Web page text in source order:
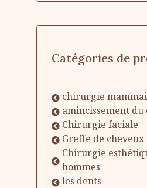
Catégories de
chirurgie
amincissement du
Chirurgie faciale
Greffe de cheveux
Chirurgie
hommes
les dents